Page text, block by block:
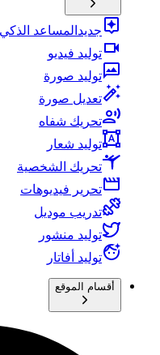
جديد المساعد الذكي
توليد فيديو
توليد صورة
تعديل صورة
تحريك شفاه
توليد شعار
تحريك الشخصية
تحرير فيديوهات
تدريب موديل
توليد منشور
توليد أفاتار
أقسام الموقع